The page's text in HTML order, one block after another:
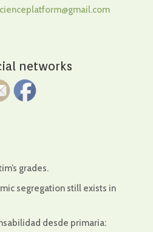
networks
grades.
segregation still exists in
desde primaria: